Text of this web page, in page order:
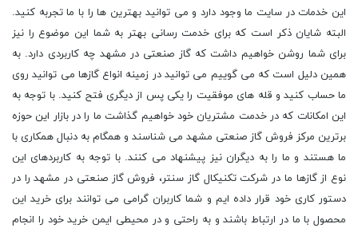
این خدمات در سایت ما وجود دارد و می توانید بهترین ها را با ما تجربه کنید.
البته شایان ذکر است که برای خدمت رسانی بهتر به شما این موضوع را نیز
برای شما روشن خواهیم داشت که گاز صنعتی در مشهد چه کاربردی دارد. به
همین دلیل است که می گوییم می توانید در زمینه انواع گازها می توانید روی
ما حساب کنید و قله های موفقیت را یکی پس از دیگری فتح کنید. با توجه به
این امکانات که در خدمت مشتریان خود خواهیم گذاشت ما را در بازار این حوزه
برترین مرکز فروش گاز صنعتی مشهد می شناسند و همگام به دنبال همکاری با
ما هستند و ما را به دیگران نیز پیشنهاد می کنند. با توجه به کاربردهای این
نوع از گازها ما در شرکت تکنیکال گاز سنتر، فروش گاز صنعتی در مشهد را در
دستور کاری خود قرار داده ایم و شما کاربران گرامی می توانند برای خرید این
محصول با ما در ارتباط باشند و به راحتی و در محیطی ایمن خرید خود را انجام